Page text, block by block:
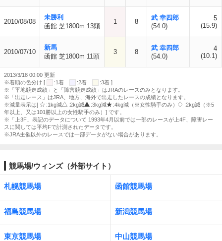
2010/08/08
未勝利
函館 芝1800m 13頭
1 8
武 幸四郎
(54.0)
5
(15.9)
2010/07/10
新馬
函館 芝1800m 11頭
3 8
武 幸四郎
(54.0)
4
(10.1)
2013/3/18 00:00 更新
※着順の色分け [
:1着 :2着
:3着 ]
※「平地競走成績」と「障害競走成績」はJRAのレースのみとなります。
※「出走レース」はJRA、地方、海外で出走したレースの成績となります。
※減量表示は[
:1kg減 :2kg減 :3kg減 :4kg減（※女性騎手のみ）
:2kg減（※5
年以上、又は101勝以上の女性騎手のみ）] です。
※「上3F」表記のデータについて 1993年4月以前では一部のレースが上4F、障害レー
スに関しては平均Fで計測されたデータです。
※JRA主催以外のレースでは一部データがない場合があります。
競馬場/ウィンズ（外部サイト）
札幌競馬場 函館競馬場
福島競馬場 新潟競馬場
東京競馬場 中山競馬場